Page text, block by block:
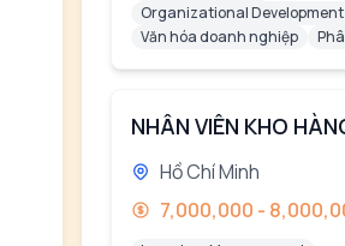
Organizational
Văn hóa doanh nghiệp
NHÂN VIÊN KHO
Hồ Chí Minh
7,000,000 -